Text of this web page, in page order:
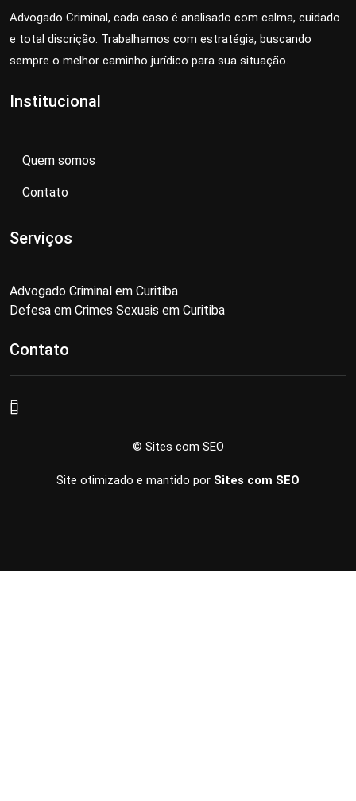
Advogado Criminal, cada caso é analisado com calma, cuidado
e total discrição. Trabalhamos com estratégia, buscando
sempre o melhor caminho jurídico para sua situação.
Institucional
Quem somos
Contato
Serviços
Advogado Criminal em Curitiba
Defesa em Crimes Sexuais em Curitiba
Contato
© Sites com SEO
Site otimizado e mantido por Sites com SEO